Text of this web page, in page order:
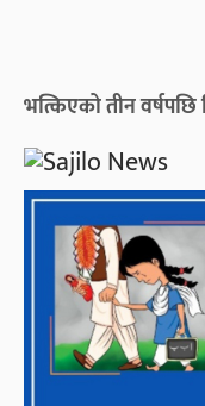
भत्किएको तीन